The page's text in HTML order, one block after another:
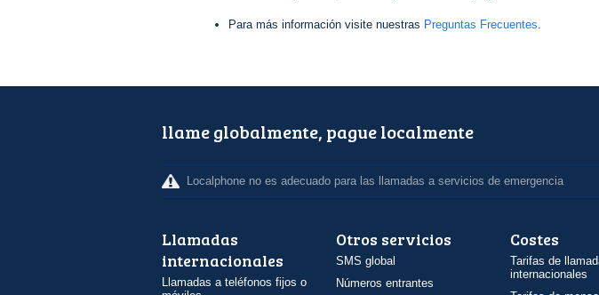
Para más información visite nuestras Preguntas Frecuentes.
llame globalmente, pague localmente
Localphone no es adecuado para las llamadas a servicios de emergencia
Llamadas
internacionales
Llamadas a teléfonos fijos o
Otros servicios
SMS global
Números entrantes
Costes
Tarifas de
internacionales